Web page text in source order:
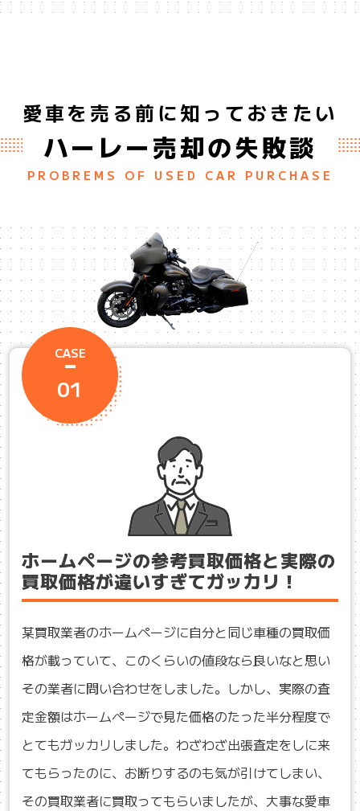
愛車を売る前に知っておきたい
ハーレー売却の失敗談
PROBREMS OF USED CAR PURCHASE
CASE
01
ホームページの参考買取価格と実際の
買取価格が違いすぎてガッカリ！
某買取業者のホームページに自分と同じ車種の買取価
格が載っていて、このくらいの値段なら良いなと思い
その業者に問い合わせをしました。しかし、実際の査
定金額はホームページで見た価格のたった半分程度で
とてもガッカリしました。わざわざ出張査定をしに来
てもらったのに、お断りするのも気が引けてしまい、
その買取業者に買取ってもらいましたが、大事な愛車